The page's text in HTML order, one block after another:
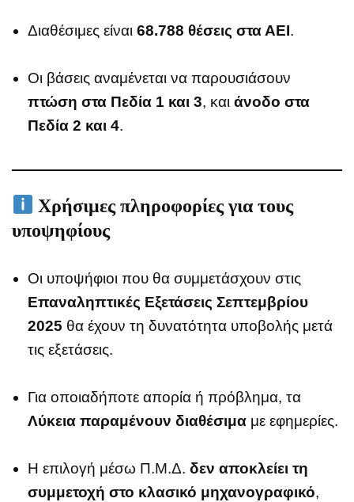
Διαθέσιμες είναι 68.788 θέσεις στα ΑΕΙ.
Οι βάσεις αναμένεται να παρουσιάσουν
πτώση στα Πεδία 1 και 3, και άνοδο στα
Πεδία 2 και 4.
Χρήσιμες πληροφορίες για τους
υποψηφίους
Οι υποψήφιοι που θα συμμετάσχουν στις
Επαναληπτικές Εξετάσεις Σεπτεμβρίου
2025 θα έχουν τη δυνατότητα υποβολής μετά
τις εξετάσεις.
Για οποιαδήποτε απορία ή πρόβλημα, τα
Λύκεια παραμένουν διαθέσιμα με εφημερίες.
Η επιλογή μέσω Π.Μ.Δ. δεν αποκλείει τη
συμμετοχή στο κλασικό μηχανογραφικό,